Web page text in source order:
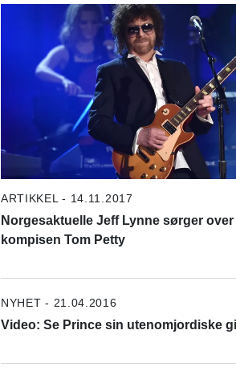
ARTIKKEL - 14.11.2017
Norgesaktuelle Jeff Lynne sørger
kompisen Tom Petty
NYHET - 21.04.2016
Video: Se Prince sin utenomjordiske